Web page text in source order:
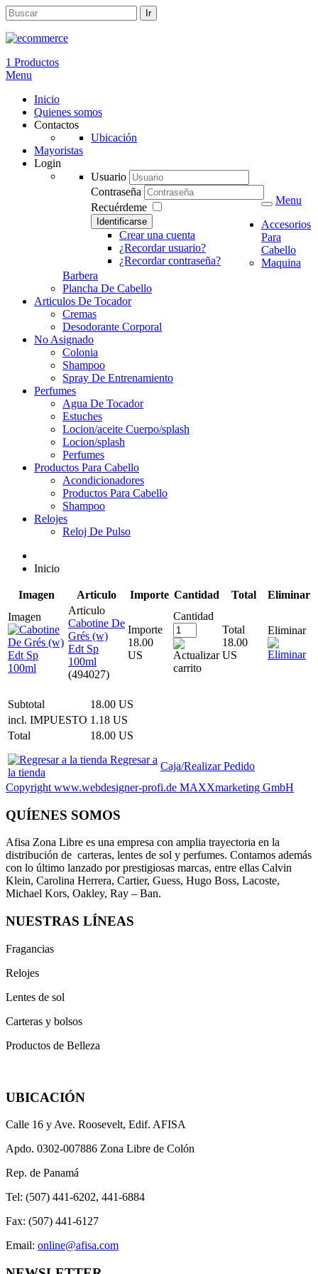
1 Productos
Menu
Inicio
Quienes somos
Contactos
Ubicación
Mayoristas
Login
Usuario
Contraseña
Recuérdeme
Identificarse
Crear una cuenta
¿Recordar usuario?
¿Recordar contraseña?
Menu
Accesorios
Para
Cabello
Maquina
Barbera
Plancha De Cabello
Articulos De Tocador
Cremas
Desodorante Corporal
No Asignado
Colonia
Shampoo
Spray De Entrenamiento
Perfumes
Agua De Tocador
Estuches
Locion/aceite Cuerpo/splash
Locion/splash
Perfumes
Productos Para Cabello
Acondicionadores
Productos Para Cabello
Shampoo
Relojes
Reloj De Pulso
Inicio
Imagen Articulo Importe Cantidad Total Eliminar
Cabotine De
Grés (w)
Edt Sp
100ml
(494027)
18.00
US
18.00
US
Subtotal
18.00 US
incl. IMPUESTO 1.18 US
Total
18.00 US
Regresar a
la tienda
Caja/Realizar Pedido
Copyright www.webdesigner-profi.de MAXXmarketing GmbH
QUÍENES SOMOS
Afisa Zona Libre es una empresa con amplia trayectoria en la
distribución de carteras, lentes de sol y perfumes. Contamos además
con lo último lanzado por prestigiosas marcas, entre ellas Calvin
Klein, Carolina Herrera, Cartier, Guess, Hugo Boss, Lacoste,
Michael Kors, Oakley, Ray – Ban.
NUESTRAS LÍNEAS
Fragancias
Relojes
Lentes de sol
Carteras y bolsos
Productos de Belleza
UBICACIÓN
Calle 16 y Ave. Roosevelt, Edif. AFISA
Apdo. 0302-007886 Zona Libre de Colón
Rep. de Panamá
Tel: (507) 441-6202, 441-6884
Fax: (507) 441-6127
Email: online@afisa.com